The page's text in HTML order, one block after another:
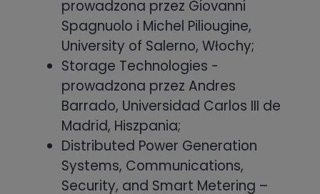
prowadzona przez Giovanni
Spagnuolo i Michel Piliougine,
University of Salerno, Włochy;
Storage Technologies -
prowadzona przez Andres
Barrado, Universidad Carlos III de
Madrid, Hiszpania;
Distributed Power Generation
Systems, Communications,
Security, and Smart Metering –